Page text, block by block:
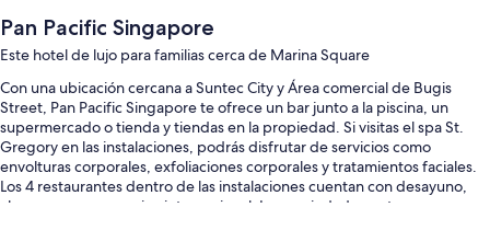
Pan Pacific Singapore
Este hotel de lujo para familias cerca de Marina Square
Con una ubicación cercana a Suntec City y Área comercial de Bugis
Street, Pan Pacific Singapore te ofrece un bar junto a la piscina, un
supermercado o tienda y tiendas en la propiedad. Si visitas el spa St.
Gregory en las instalaciones, podrás disfrutar de servicios como
envolturas corporales, exfoliaciones corporales y tratamientos faciales.
Los 4 restaurantes dentro de las instalaciones cuentan con desayuno,
almuerzo, cena y cocina internacional. La propiedad cuenta con una